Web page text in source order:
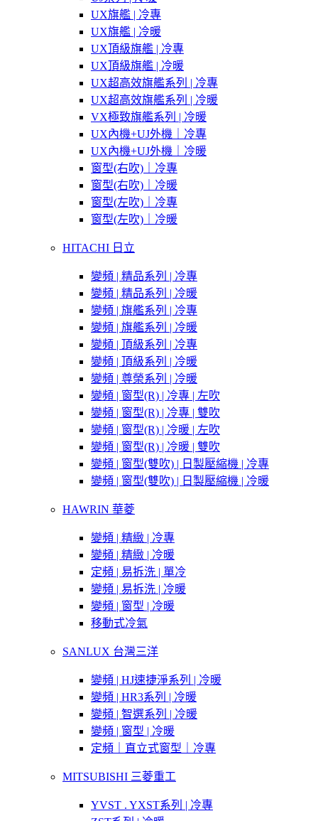
UX旗艦 | 冷專
UX旗艦 | 冷暖
UX頂級旗艦 | 冷專
UX頂級旗艦 | 冷暖
UX超高效旗艦系列 | 冷專
UX超高效旗艦系列 | 冷暖
VX極致旗艦系列 | 冷暖
UX內機+UJ外機｜冷專
UX內機+UJ外機｜冷暖
窗型(右吹)｜冷專
窗型(右吹)｜冷暖
窗型(左吹)｜冷專
窗型(左吹)｜冷暖
HITACHI 日立
變頻 | 精品系列 | 冷專
變頻 | 精品系列 | 冷暖
變頻 | 旗艦系列 | 冷專
變頻 | 旗艦系列 | 冷暖
變頻 | 頂級系列 | 冷專
變頻 | 頂級系列 | 冷暖
變頻 | 尊榮系列 | 冷暖
變頻 | 窗型(R) | 冷專 | 左吹
變頻 | 窗型(R) | 冷專 | 雙吹
變頻 | 窗型(R) | 冷暖 | 左吹
變頻 | 窗型(R) | 冷暖 | 雙吹
變頻 | 窗型(雙吹) | 日製壓縮機 | 冷專
變頻 | 窗型(雙吹) | 日製壓縮機 | 冷暖
HAWRIN 華菱
變頻 | 精緻 | 冷專
變頻 | 精緻 | 冷暖
定頻 | 易拆洗 | 單冷
變頻 | 易拆洗 | 冷暖
變頻 | 窗型 | 冷暖
移動式冷氣
SANLUX 台灣三洋
變頻 | HJ速捷淨系列 | 冷暖
變頻 | HR3系列 | 冷暖
變頻 | 智選系列 | 冷暖
變頻 | 窗型 | 冷暖
定頻｜直立式窗型｜冷專
MITSUBISHI 三菱重工
YVST . YXST系列 | 冷專